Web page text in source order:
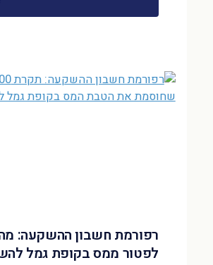
רפורמת חשבון ההשקעה:
לפטור ממס בקופת גמל